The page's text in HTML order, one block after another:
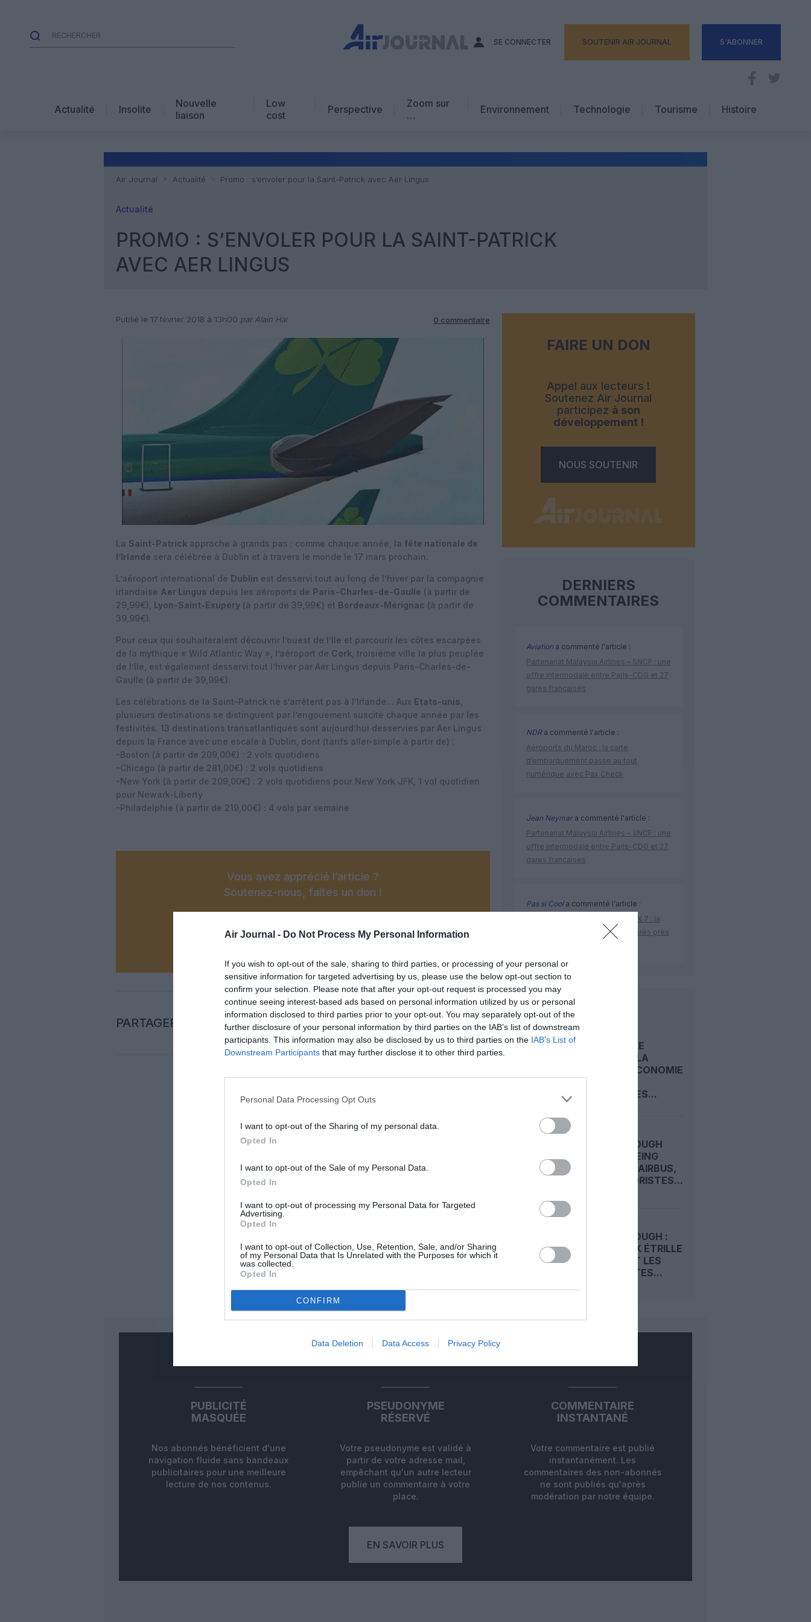
Air Journal - Do Not Process My Personal Information
If you wish to opt-out of the sale, sharing to third parties, or processing of your personal or
sensitive information for targeted advertising by us, please use the below opt-out section to
confirm your selection. Please note that after your opt-out request is processed you may
continue seeing interest-based ads based on personal information utilized by us or personal
information disclosed to third parties prior to your opt-out. You may separately opt-out of the
further disclosure of your personal information by third parties on the IAB’s list of downstream
participants. This information may also be disclosed by us to third parties on the IAB’s List of
Downstream Participants that may further disclose it to other third parties.
Personal Data Processing Opt Outs
I want to opt-out of the Sharing of my personal data.
Opted In
I want to opt-out of the Sale of my Personal Data.
Opted In
I want to opt-out of processing my Personal Data for Targeted
Advertising.
Opted In
I want to opt-out of Collection, Use, Retention, Sale, and/or Sharing
of my Personal Data that Is Unrelated with the Purposes for which it
was collected.
Opted In
CONFIRM
Data Deletion Data Access Privacy Policy
SE CONNECTER SOUTENIR AIR JOURNAL S'ABONNER
Actualité Insolite
Nouvelle
liaison
Low
cost
Perspective
Zoom sur
…
Avis d’expert
Environnement Technologie
Tourisme
Hôtellerie
Histoire
Air Journal Actualité Promo : s’envoler pour la Saint-Patrick avec Aer Lingus
Actualité
PROMO : S’ENVOLER POUR LA SAINT-PATRICK
AVEC AER LINGUS
Publié le 17 février 2018 à 13h00 par Alain Hai 0 commentaire
La Saint-Patrick approche à grands pas : comme chaque année, la fête nationale de
l’Irlande sera célébrée à Dublin et à travers le monde le 17 mars prochain.
L’aéroport international de Dublin est desservi tout au long de l’hiver par la compagnie
irlandaise Aer Lingus depuis les aéroports de Paris-Charles-de-Gaulle (à partir de
29,99€), Lyon-Saint-Exupéry (à partir de 39,99€) et Bordeaux-Mérignac (à partir de
39,99€).
Pour ceux qui souhaiteraient découvrir l’ouest de l’île et parcourir les côtes escarpées
de la mythique « Wild Atlantic Way », l’aéroport de Cork , troisième ville la plus peuplée
de l’île, est également desservi tout l’hiver par Aer Lingus depuis Paris-Charles-de-
Gaulle (à partir de 39,99€).
Les célébrations de la Saint-Patrick ne s’arrêtent pas à l’Irlande… Aux Etats-unis
plusieurs destinations se distinguent par l’engouement suscité chaque année par les
festivités. 13 destinations transatlantiques sont aujourd’hui desservies par Aer Lingus
depuis la France avec une escale à Dublin, dont (tarifs aller-simple à partir de) :
-Boston (à partir de 209,00€) : 2 vols quotidiens
-Chicago (à partir de 281,00€) : 2 vols quotidiens
-New York (à partir de 209,00€) : 2 vols quotidiens pour New York JFK, 1 vol quotidien
pour Newark-Liberty
-Philadelphie (à partir de 219,00€) : 4 vols par semaine
Vous avez apprécié l’article ?
Soutenez-nous, faites un don !
NOUS SOUTENIR
PARTAGER L'ARTICLE
FacebookTwitterPinterestLinkedInEmail Print
Aucun commentaire !
LAISSER UN COMMENTAIRE
FAIRE UN DON
Appel aux lecteurs !
Soutenez Air Journal
participez à son
développement !
NOUS SOUTENIR
DERNIERS
COMMENTAIRES
Aviation a commenté l'article :
Partenariat Malaysia Airlines – SNCF : une
offre intermodale entre Paris-CDG et 27
gares françaises
NDRa commenté l'article :
Aéroports du Maroc : la carte
d’embarquement passe au tout
numérique avec Pax Check
Jean Neymara commenté l'article :
Partenariat Malaysia Airlines – SNCF : une
offre intermodale entre Paris-CDG et 27
gares françaises
Pas si Coola commenté l'article :
Certification du Boeing 737 MAX 7 : la
FAA donne enfin son feu vert après près
LIRE AUSSI
CARNET DE
VOYAGE : LA
CLASSE ECONOMIE
D’EMIRATES...
FARNBOROUGH
2026 : BOEING
DEVANCE AIRBUS,
LES MOTORISTES...
FARNBOROUGH :
TIM CLARK ÉTRILLE
BOEING ET LES
MOTORISTES...
PUBLICITÉ
MASQUÉE
Nos abonnés bénéficient d'une
navigation fluide sans bandeaux
publicitaires pour une meilleure
lecture de nos contenus.
PSEUDONYME
RÉSERVÉ
Votre pseudonyme est validé à
partir de votre adresse mail,
empêchant qu'un autre lecteur
publie un commentaire à votre
place.
COMMENTAIRE
INSTANTANÉ
Votre commentaire est publié
instantanément. Les
commentaires des non-abonnés
ne sont publiés qu'après
modération par notre équipe.
EN SAVOIR PLUS